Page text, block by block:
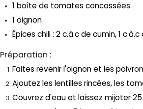
1 boîte de tomates concassées
1 oignon
Épices chili : 2 c.à.c de cumin, 1
Préparation :
Faites revenir l'oignon et les
Ajoutez les lentilles rincées, les
Couvrez d'eau et laissez mijoter 25